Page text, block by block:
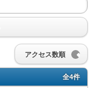
アクセス数順
全4件